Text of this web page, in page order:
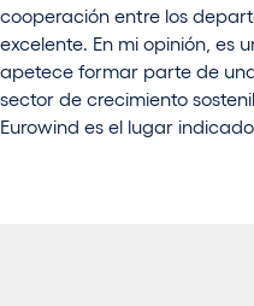
cooperación entre los
excelente. En mi opinión, es
apetece formar parte de
sector de crecimiento
Eurowind es el lugar indicado.